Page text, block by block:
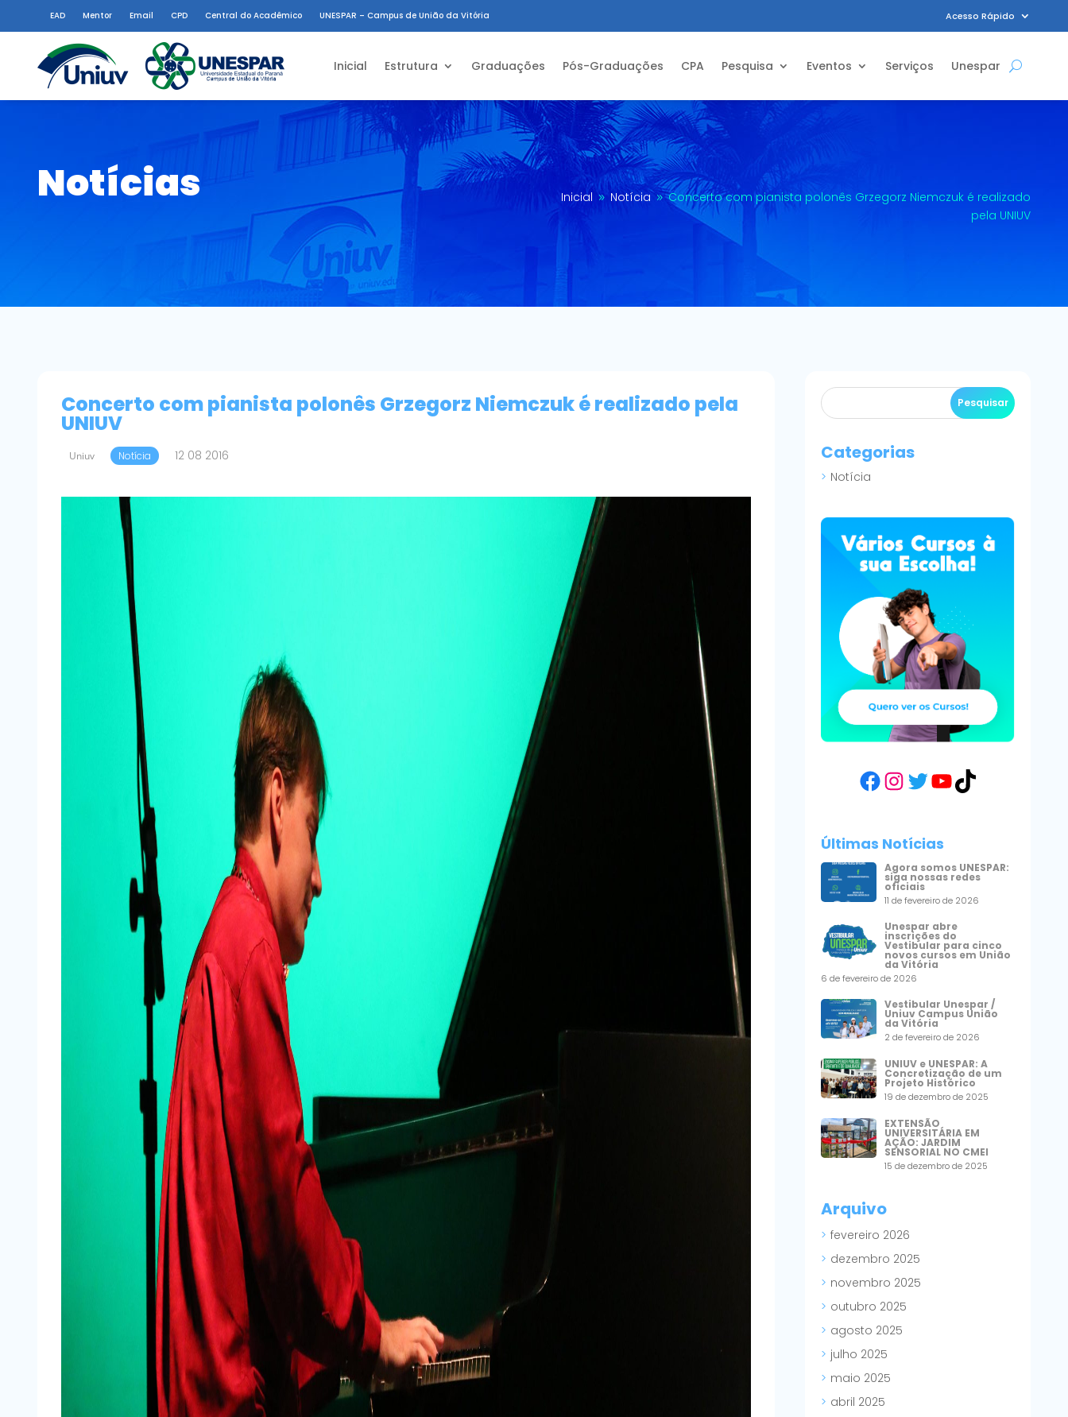
EAD Mentor Email CPD Central do Acadêmico UNESPAR – Campus de União da Vitória Acesso Rápido
Inicial Estrutura Graduações Pós-Graduações CPA Pesquisa Eventos Serviços Unespar
Notícias Inicial 9 Notícia 9 Concerto com pianista polonês Grzegorz Niemczuk é realizado
pela UNIUV
Concerto com pianista polonês Grzegorz Niemczuk é realizado pela
UNIUV
Uniuv Notícia 12 08 2016 Categorias
Notícia
Facebook
Instagram
Twitter
YouTube
TikTok
Últimas Notícias
Agora somos UNESPAR:
siga nossas redes
oficiais
11 de fevereiro de 2026
Unespar abre
inscrições do
Vestibular para cinco
novos cursos em União
da Vitória
6 de fevereiro de 2026
Vestibular Unespar /
Uniuv Campus União
da Vitória
2 de fevereiro de 2026
UNIUV e UNESPAR: A
Concretização de um
Projeto Histórico
19 de dezembro de 2025
EXTENSÃO
UNIVERSITÁRIA EM
AÇÃO: JARDIM
SENSORIAL NO CMEI
15 de dezembro de 2025
Arquivo
fevereiro 2026
dezembro 2025
novembro 2025
outubro 2025
agosto 2025
julho 2025
maio 2025
abril 2025